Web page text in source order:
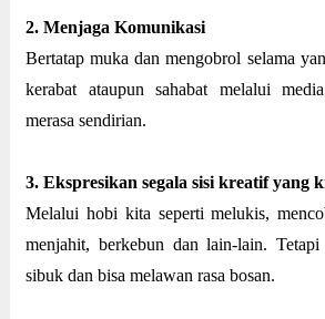
2. Menjaga Komunikasi
Bertatap muka dan mengobrol selama
kerabat ataupun sahabat melalui
merasa sendirian.
3. Ekspresikan segala sisi kreatif yang
Melalui hobi kita seperti melukis,
menjahit, berkebun dan lain-lain.
sibuk dan bisa melawan rasa bosan.